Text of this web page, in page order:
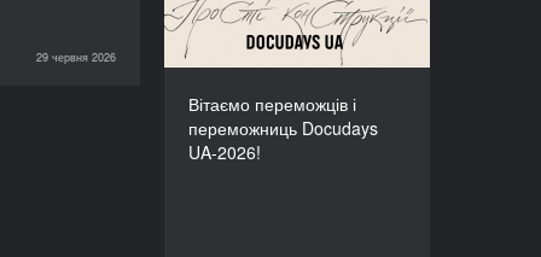
29 червня 2026
КОНСПЕКТ
Вітаємо переможців і
переможниць Docudays
UA-2026!